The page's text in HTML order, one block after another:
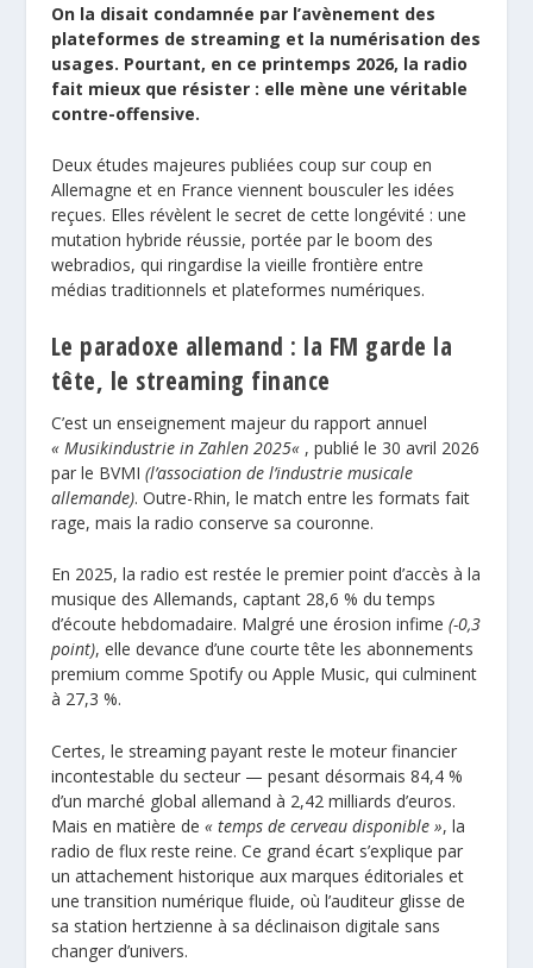
On la disait condamnée par l’avènement des
plateformes de streaming et la numérisation des
usages. Pourtant, en ce printemps 2026, la radio
fait mieux que résister : elle mène une véritable
contre-offensive.
Deux études majeures publiées coup sur coup en
Allemagne et en France viennent bousculer les idées
reçues. Elles révèlent le secret de cette longévité : une
mutation hybride réussie, portée par le boom des
webradios, qui ringardise la vieille frontière entre
médias traditionnels et plateformes numériques.
Le paradoxe allemand : la FM garde la
tête, le streaming finance
C’est un enseignement majeur du rapport annuel
« Musikindustrie in Zahlen 2025« , publié le 30 avril 2026
par le BVMI (l’association de l’industrie musicale
allemande). Outre-Rhin, le match entre les formats fait
rage, mais la radio conserve sa couronne.
En 2025, la radio est restée le premier point d’accès à la
musique des Allemands, captant 28,6 % du temps
d’écoute hebdomadaire. Malgré une érosion infime (-0,3
point), elle devance d’une courte tête les abonnements
premium comme Spotify ou Apple Music, qui culminent
à 27,3 %.
Certes, le streaming payant reste le moteur financier
incontestable du secteur — pesant désormais 84,4 %
d’un marché global allemand à 2,42 milliards d’euros.
Mais en matière de « temps de cerveau disponible », la
radio de flux reste reine. Ce grand écart s’explique par
un attachement historique aux marques éditoriales et
une transition numérique fluide, où l’auditeur glisse de
sa station hertzienne à sa déclinaison digitale sans
changer d’univers.